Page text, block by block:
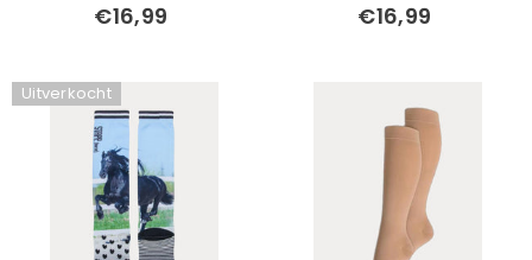
€16,99 €16,99
Uitverkocht